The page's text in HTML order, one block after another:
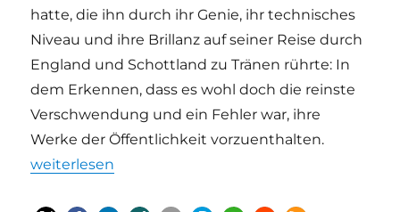
hatte, die ihn durch ihr Genie, ihr technisches
Niveau und ihre Brillanz auf seiner Reise durch
England und Schottland zu Tränen rührte: In
dem Erkennen, dass es wohl doch die reinste
Verschwendung und ein Fehler war, ihre
Werke der Öffentlichkeit vorzuenthalten.
„Die Präsenz der Unterrepräsentierten | Gastblog
weiterlesen